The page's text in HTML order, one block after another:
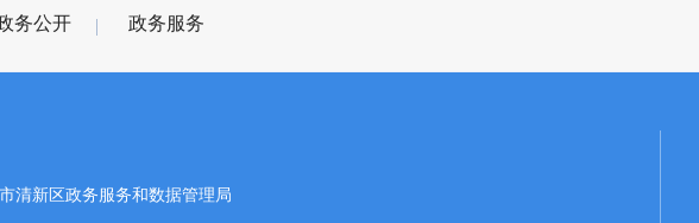
务公开 政务服务
清新区政务服务和数据管理局